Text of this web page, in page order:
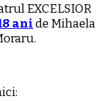
EXCELSIOR
anide Mihaela